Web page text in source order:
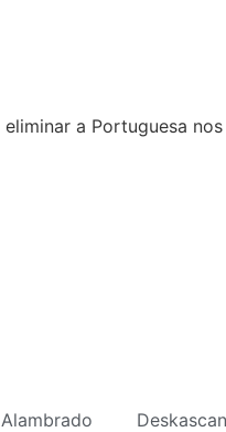
a Portuguesa